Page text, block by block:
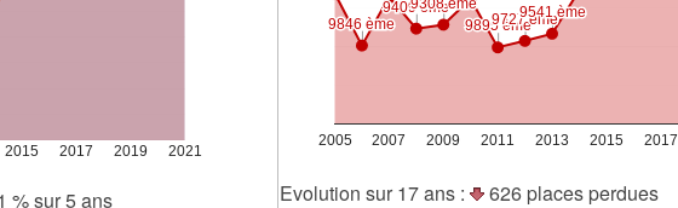
2015 2017 2019 2021
% sur 5 ans
2005 2007 2009 2011 2013 2015 2017
9846 ème
9846 ème
9409 ème
9409 ème
9895 ème
9895 ème
9727 ème
9727 ème
9541 ème
9541 ème
Evolution sur 17 ans :
626 places perdues